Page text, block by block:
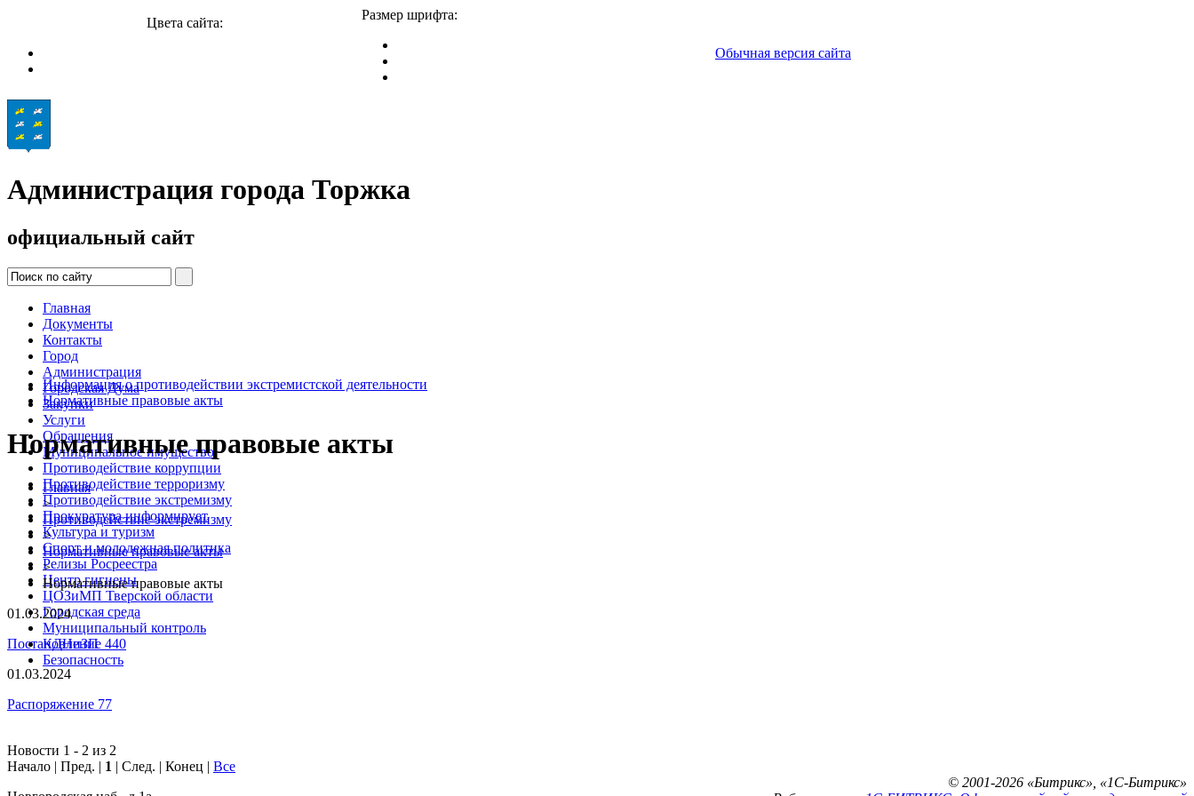
Цвета сайта:
Размер шрифта:
Обычная версия сайта
Администрация города Торжка
официальный сайт
Главная
Документы
Контакты
Город
Администрация
Городская Дума
Закупки
Услуги
Обращения
Муниципальное имущество
Противодействие коррупции
Противодействие терроризму
Противодействие экстремизму
Прокуратура информирует
Культура и туризм
Спорт и молодежная политика
Релизы Росреестра
Центр гигиены
ЦОЗиМП Тверской области
Городская среда
Муниципальный контроль
КДНиЗП
Безопасность
Информация о противодействии экстремистской деятельности
Нормативные правовые акты
Нормативные правовые акты
Главная
>
Противодействие экстремизму
>
Нормативные правовые акты
>
Нормативные правовые акты
01.03.2024
Постановление 440
01.03.2024
Распоряжение 77
Новости 1 - 2 из 2
Начало | Пред. | 1 | След. | Конец | Все
© 2001-2026 «Битрикс», «1С-Битрикс»